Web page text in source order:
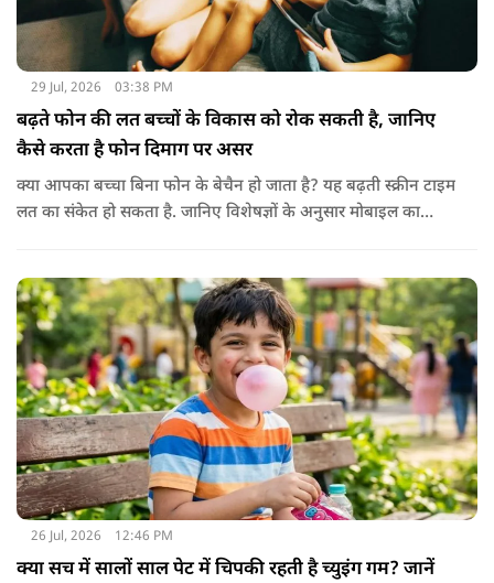
29 Jul, 2026 03:38 PM
बढ़ते फोन की लत बच्चों के विकास को रोक सकती है, जानिए
कैसे करता है फोन दिमाग पर असर
क्या आपका बच्चा बिना फोन के बेचैन हो जाता है? यह बढ़ती स्क्रीन टाइम
लत का संकेत हो सकता है. जानिए विशेषज्ञों के अनुसार मोबाइल का
26 Jul, 2026 12:46 PM
क्या सच में सालों साल पेट में चिपकी रहती है च्युइंग गम? जानें